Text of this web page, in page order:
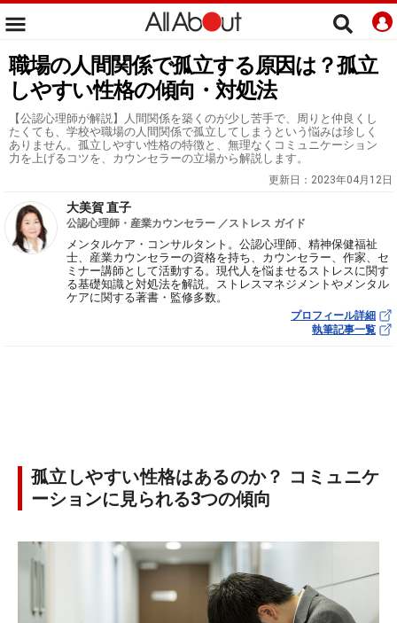
職場の人間関係で孤立する原因は？孤立
しやすい性格の傾向・対処法
【公認心理師が解説】人間関係を築くのが少し苦手で、周りと仲良くし
たくても、学校や職場の人間関係で孤立してしまうという悩みは珍しく
ありません。孤立しやすい性格の特徴と、無理なくコミュニケーション
力を上げるコツを、カウンセラーの立場から解説します。
更新日： 2023年04月12日
大美賀 直子
公認心理師・産業カウンセラー ／ストレス ガイド
メンタルケア・コンサルタント。公認心理師、精神保健福祉
士、産業カウンセラーの資格を持ち、カウンセラー、作家、セ
ミナー講師として活動する。現代人を悩ませるストレスに関す
る基礎知識と対処法を解説。ストレスマネジメントやメンタル
ケアに関する著書・監修多数。
プロフィール詳細
執筆記事一覧
孤立しやすい性格はあるのか？ コミュニケ
ーションに見られる3つの傾向